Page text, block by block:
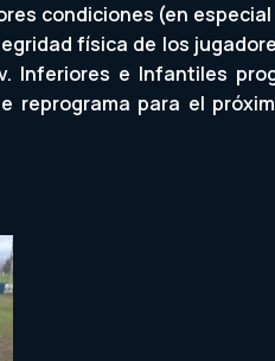
condiciones (en
física de los
Inferiores e Infantiles
reprograma para el